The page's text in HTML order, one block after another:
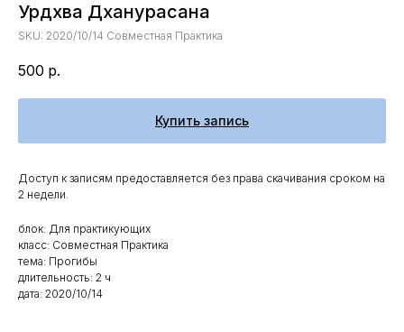
Урдхва Дханурасана
SKU: 2020/10/14 Совместная Практика
500 р.
Купить запись
Доступ к записям предоставляется без права скачивания сроком на
2 недели.
блок: Для практикующих
класс: Совместная Практика
тема: Прогибы
длительность: 2 ч
дата: 2020/10/14